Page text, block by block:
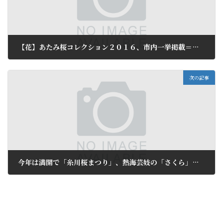
【花】あたみ桜コレクション２０１６、市内一挙掲載＝要保存
次の記事
今年は満開で「糸川桜まつり」、熱海芸妓の「さくら」の舞で開幕